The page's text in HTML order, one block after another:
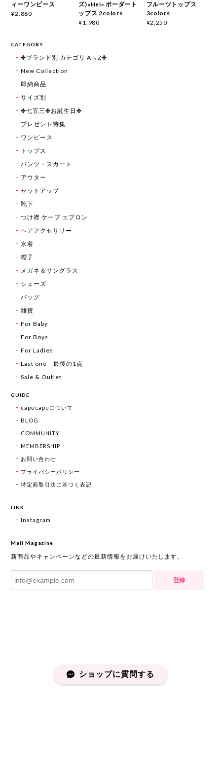
ィーワンピース
¥2,880
ズ)«Hei» ボーダート
ップス 2colors
¥1,980
フルーツトップス
3colors
¥2,250
CATEGORY
✤ブランド別 カテゴリ A→Z✤
New Collection
即納商品
サイズ別
✤七五三✤お誕生日✤
プレゼント特集
ワンピース
トップス
パンツ・スカート
アウター
セットアップ
靴下
つけ襟 ケープ エプロン
ヘアアクセサリー
水着
帽子
メガネ＆サングラス
シューズ
バッグ
雑貨
For Baby
For Boys
For Ladies
Last one 最後の1点
Sale & Outlet
GUIDE
capucapuについて
BLOG
COMMUNITY
MEMBERSHIP
お問い合わせ
プライバシーポリシー
特定商取引法に基づく表記
LINK
Instagram
Mail Magazine
新商品やキャンペーンなどの最新情報をお届けいたします。
登録
ショップに質問する